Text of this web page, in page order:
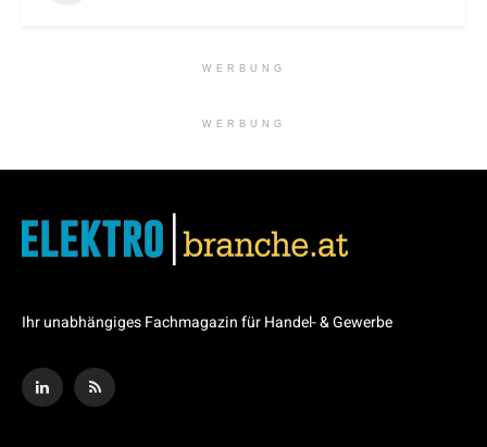
WERBUNG
WERBUNG
Ihr unabhängiges Fachmagazin für Handel- & Gewerbe